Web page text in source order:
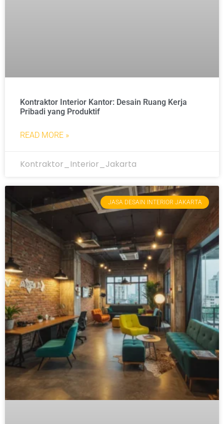
Kontraktor Interior Kantor: Desain Ruang Kerja
Pribadi yang Produktif
READ MORE »
Kontraktor_Interior_Jakarta
JASA DESAIN INTERIOR JAKARTA